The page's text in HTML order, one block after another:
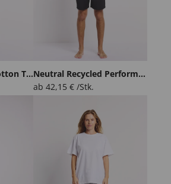
Neutral Recycled Cotton T-Shirt
Neutral Recycled Performance Long Sleeve T-Shirt
ab 42,15 € /Stk.